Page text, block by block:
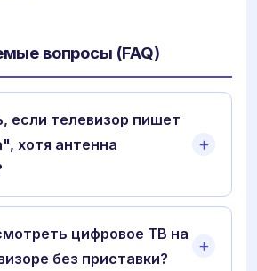
вопросы (FAQ)
если телевизор пишет
хотя антенна
цифровое ТВ на
без приставки?